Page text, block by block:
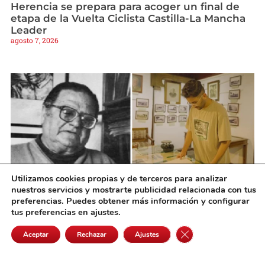
Herencia se prepara para acoger un final de
etapa de la Vuelta Ciclista Castilla-La Mancha
Leader
agosto 7, 2026
El Ayuntamiento de Alcázar convoca la V Beca
de Investigación Histórica «Ángel Ligero»
agosto 7, 2026
Utilizamos cookies propias y de terceros para analizar
nuestros servicios y mostrarte publicidad relacionada con tus
preferencias. Puedes obtener más información y configurar
tus preferencias en ajustes.
Aceptar Rechazar Ajustes Cerrar el banner de